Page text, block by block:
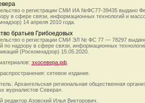
о регистрации СМИ ИА №ФС77-39435 выдано
в сфере связи, информационных технологий и
14 апреля 2010 года.
братьев Грибоедовых
о регистрации СМИ ЭЛ № ФС 77 — 78297
по надзору в сфере связи, информационных
(Роскомнадзор) 15.05.2020.
эхосевера.рф
сетевое издание.
Архангельская региональная общественная
журналистов Севера».
редактор Азовский Илья Викторович.